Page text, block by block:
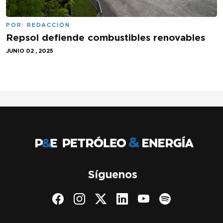
POR: REDACCIÓN
Repsol defiende combustibles renovables
JUNIO 02 , 2025
Síguenos